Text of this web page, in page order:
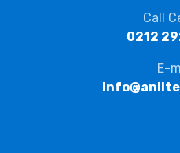
Call
0212
E-